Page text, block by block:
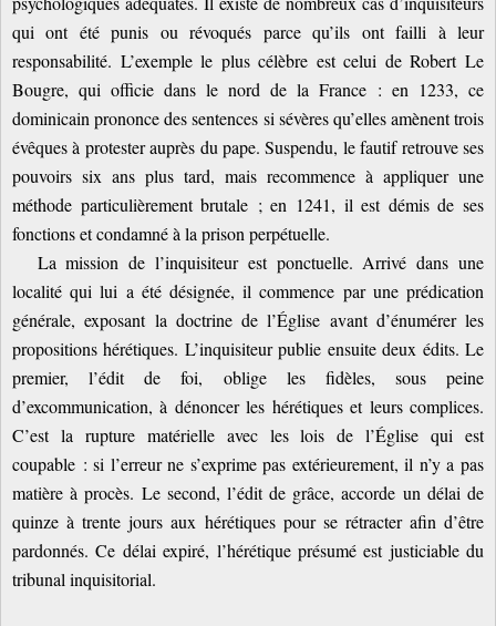
qui ont été punis ou révoqués parce qu’ils ont failli à leur
responsabilité. L’exemple le plus célèbre est celui de Robert Le
Bougre, qui officie dans le nord de la France : en 1233, ce
dominicain prononce des sentences si sévères qu’elles amènent trois
évêques à protester auprès du pape. Suspendu, le fautif retrouve ses
pouvoirs six ans plus tard, mais recommence à appliquer une
méthode particulièrement brutale ; en 1241, il est démis de ses
fonctions et condamné à la prison perpétuelle.
La mission de l’inquisiteur est ponctuelle. Arrivé dans une
localité qui lui a été désignée, il commence par une prédication
générale, exposant la doctrine de l’Église avant d’énumérer les
propositions hérétiques. L’inquisiteur publie ensuite deux édits. Le
premier, l’édit de foi, oblige les fidèles, sous peine
d’excommunication, à dénoncer les hérétiques et leurs complices.
C’est la rupture matérielle avec les lois de l’Église qui est
coupable : si l’erreur ne s’exprime pas extérieurement, il n’y a pas
matière à procès. Le second, l’édit de grâce, accorde un délai de
quinze à trente jours aux hérétiques pour se rétracter afin d’être
pardonnés. Ce délai expiré, l’hérétique présumé est justiciable du
tribunal inquisitorial.